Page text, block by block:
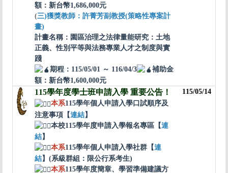
額：新台幣1,686,000元
(三)獲獎教師：許菁芳副教授(策略性專案計
畫)
計畫名稱：園區治理之法律量能研究：土地
正義、性別平等與法務專業人才之制度與實
踐
期程：115/05/01 ～ 116/04/3
補助金
額：新台幣1,600,000元
115學年度學士班申請入學 重要公告！
本系115學年個人申請入學口試順序及
注意事項 【連結】
本校115學年度申請入學報名專區【連
結】
本系115學年個人申請入學社群【連
結】(系級群組：限公行系考生)
本系115學年度簡章、學習準備建議方
115/05/14